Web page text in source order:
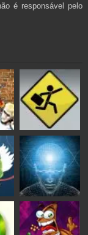
é responsável pelo